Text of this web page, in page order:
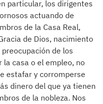
particular, los dirigentes
actuando de
de la Casa Real,
de Dios, nacimiento
de los
casa o el empleo, no
estafar y corromperse
dinero del que ya tienen
de la nobleza. Nos